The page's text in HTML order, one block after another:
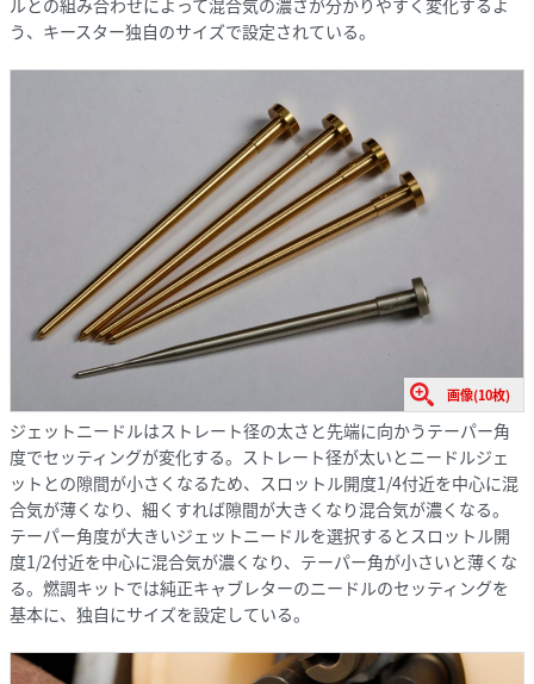
う、キースター独自のサイズで設定されている。
画像(10枚)
ジェットニードルはストレート径の太さと先端に向かうテーパー角
度でセッティングが変化する。ストレート径が太いとニードルジェ
ットとの隙間が小さくなるため、スロットル開度1/4付近を中心に混
合気が薄くなり、細くすれば隙間が大きくなり混合気が濃くなる。
テーパー角度が大きいジェットニードルを選択するとスロットル開
度1/2付近を中心に混合気が濃くなり、テーパー角が小さいと薄くな
る。燃調キットでは純正キャブレターのニードルのセッティングを
基本に、独自にサイズを設定している。